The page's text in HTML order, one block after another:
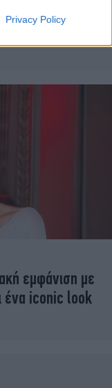
Privacy Policy
με νέο hair
εμφάνιση με
ένα iconic look